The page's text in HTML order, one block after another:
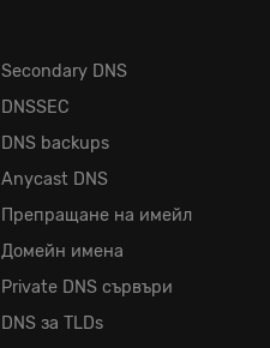
Secondary DNS
DNSSEC
DNS backups
Anycast DNS
Препращане на имейл
Домейн имена
Private DNS сървъри
DNS за TLDs